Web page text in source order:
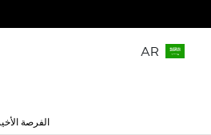
AR
الفرصة